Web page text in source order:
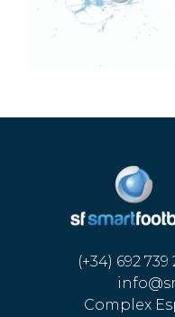
(+34) 692 739
Complex